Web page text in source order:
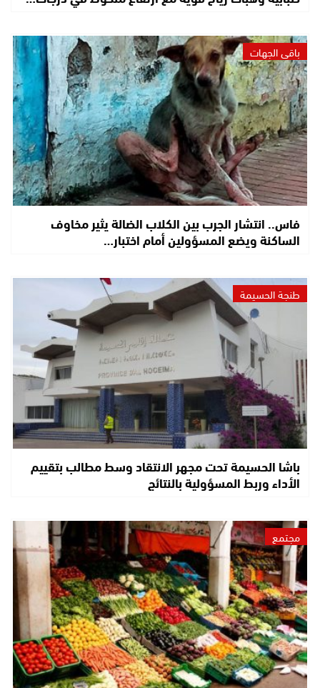
باقي الجهات
فاس.. انتشار الجرب بين الكلاب الضالة يثير مخاوف
الساكنة ويضع المسؤولين أمام اختبار…
طنجة الحسيمة
باشا الحسيمة تحت مجهر الانتقاد وسط مطالب بتقييم
الأداء وربط المسؤولية بالنتائج
مجتمع